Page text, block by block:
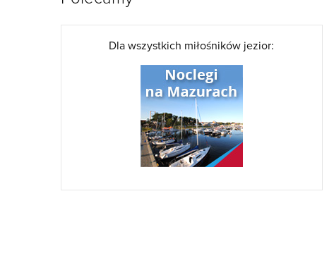
Dla wszystkich miłośników jezior: